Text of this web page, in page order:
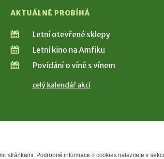
AKTUÁLNĚ PROBÍHÁ
Letní otevřené sklepy
Letní kino na Amfiku
Povídání o víně s vínem
celý kalendář akcí
stránkami. Podrobné informace o cookies naleznete v sekci